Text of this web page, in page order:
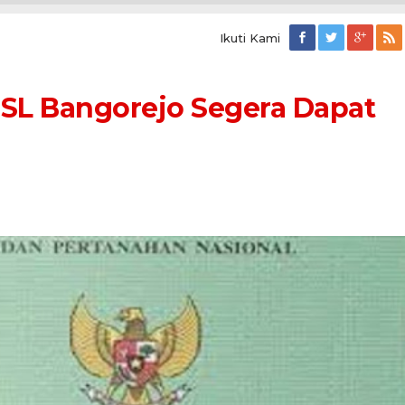
Ikuti Kami
Bangorejo Segera Dapat